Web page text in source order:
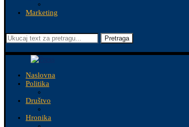
Marketing
Pretraga
Naslovna
Politika
Društvo
Hronika